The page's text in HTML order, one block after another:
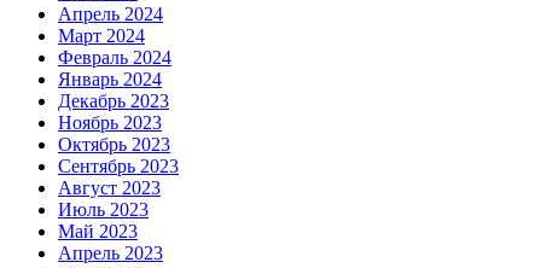
Апрель 2024
Март 2024
Февраль 2024
Январь 2024
Декабрь 2023
Ноябрь 2023
Октябрь 2023
Сентябрь 2023
Август 2023
Июль 2023
Май 2023
Апрель 2023